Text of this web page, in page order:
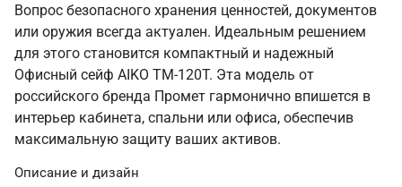
Вопрос безопасного хранения ценностей, документов
или оружия всегда актуален. Идеальным решением
для этого становится компактный и надежный
Офисный сейф AIKO TM-120T. Эта модель от
российского бренда Промет гармонично впишется в
интерьер кабинета, спальни или офиса, обеспечив
максимальную защиту ваших активов.
Описание и дизайн